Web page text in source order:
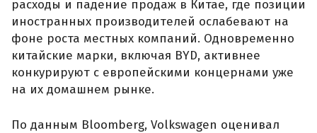
расходы и падение продаж в Китае, где позиции
иностранных производителей ослабевают на
фоне роста местных компаний. Одновременно
китайские марки, включая BYD, активнее
конкурируют с европейскими концернами уже
на их домашнем рынке.
По данным Bloomberg, Volkswagen оценивал